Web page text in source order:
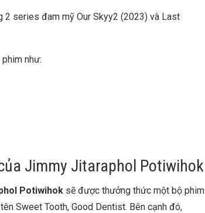
series đam mỹ Our Skyy2 (2023) và Last
như:
Jimmy Jitaraphol Potiwihok
Potiwihok sẽ được thưởng thức một bộ phim
Sweet Tooth, Good Dentist. Bên cạnh đó,